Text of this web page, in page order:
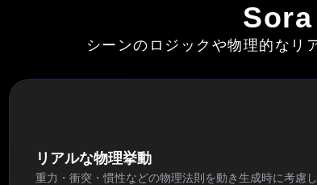
Sora
シーンのロジックや物理的なリ
リアルな物理挙動
重力・衝突・慣性などの物理法則を動き生成時に考慮